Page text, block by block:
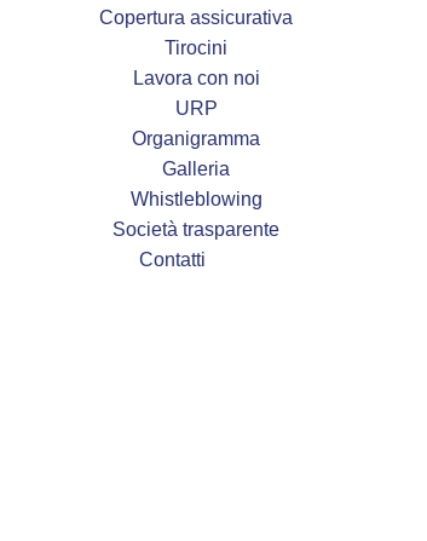
Copertura assicurativa
Tirocini
Lavora con noi
URP
Organigramma
Galleria
Whistleblowing
Società trasparente
Contatti